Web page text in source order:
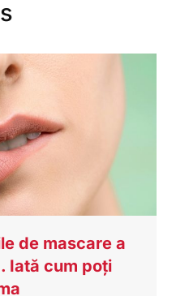
de mascare a
Iată cum poți